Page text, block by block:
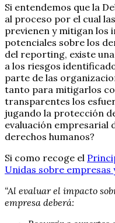
Si entendemos que la
al proceso por el cual
previenen y mitigan los
potenciales sobre los
del reporting, existe
a los riesgos
parte de las
tanto para mitigarlos
transparentes los
jugando la protección
evaluación empresarial
derechos humanos?
Si como recoge el
Unidas sobre empresas
“Al evaluar el impacto
empresa deberá: